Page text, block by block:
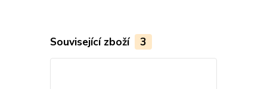
Související zboží 3